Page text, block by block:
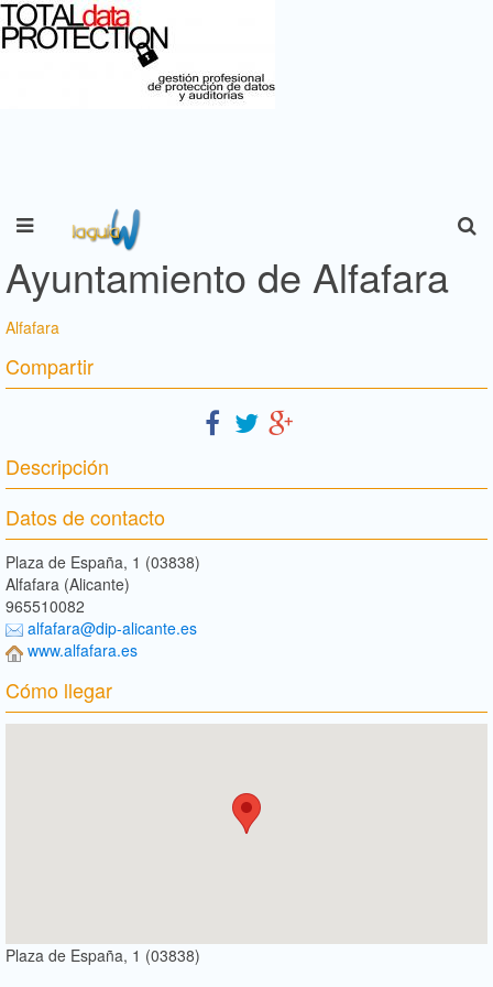
Ayuntamiento de Alfafara
Alfafara
Compartir
Descripción
Datos de contacto
Plaza de España, 1 (03838)
Alfafara (Alicante)
965510082
alfafara@dip-alicante.es
www.alfafara.es
Cómo llegar
Plaza de España, 1 (03838)